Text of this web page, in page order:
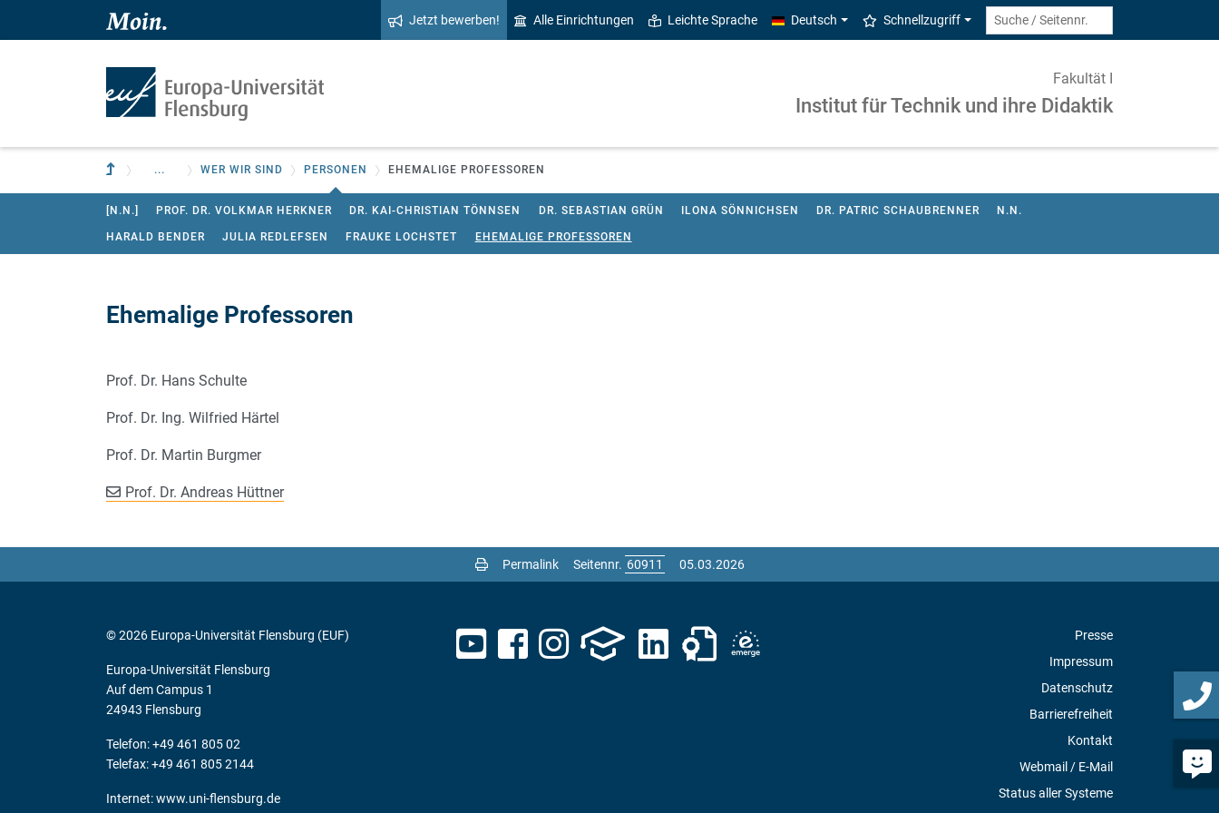
Zum Hauptinhalt springen
Zur Navigation springen
Jetzt bewerben! Alle Einrichtungen Leichte Sprache Deutsch Schnellzugriff
Fakultät I
Institut für Technik und ihre Didaktik
Zur übergeordneten Einrichtung
... WER WIR SIND PERSONEN EHEMALIGE PROFESSOREN
[N.N.] PROF. DR. VOLKMAR HERKNER DR. KAI-CHRISTIAN TÖNNSEN DR. SEBASTIAN GRÜN ILONA SÖNNICHSEN DR. PATRIC SCHAUBRENNER N.N.
HARALD BENDER JULIA REDLEFSEN FRAUKE LOCHSTET EHEMALIGE PROFESSOREN
Ehemalige Professoren
Prof. Dr. Hans Schulte
Prof. Dr. Ing. Wilfried Härtel
Prof. Dr. Martin Burgmer
Prof. Dr. Andreas Hüttner
Permalink Seitennr. 05.03.2026
Presse
Impressum
Datenschutz
Barrierefreiheit
Kontakt
Webmail / E-Mail
Status aller Systeme
© 2026 Europa-Universität Flensburg (EUF)
Europa-Universität Flensburg
Auf dem Campus 1
24943 Flensburg
Telefon: +49 461 805 02
Telefax: +49 461 805 2144
Internet:www.uni-flensburg.de